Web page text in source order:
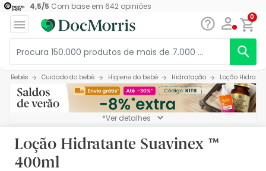
4,5/5 Com base em 642opiniões
0
Bebés Cuidado do bebé Higiene do bebé Hidratação Loção
*Ver detalhes
Loção Hidratante Suavinex ™
400ml